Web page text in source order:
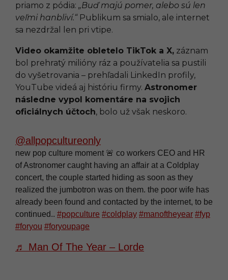
priamo z pódia: „Buď majú pomer, alebo sú len
veľmi hanbliví.“ Publikum sa smialo, ale internet
sa nezdržal len pri vtipe.
Video okamžite obletelo TikTok a X, záznam
bol prehratý milióny ráz a používatelia sa pustili
do vyšetrovania – prehľadali LinkedIn profily,
YouTube videá aj históriu firmy. Astronomer
následne vypol komentáre na svojich
oficiálnych účtoch, bolo už však neskoro.
@allpopcultureonly
new pop culture moment 🚨 co workers CEO and HR
of Astronomer caught having an affair at a Coldplay
concert, the couple started hiding as soon as they
realized the jumbotron was on them. the poor wife has
already been found and contacted by the internet, to be
continued.. #popculture #coldplay #manoftheyear #fyp
#foryou #foryoupage
♬ Man Of The Year – Lorde